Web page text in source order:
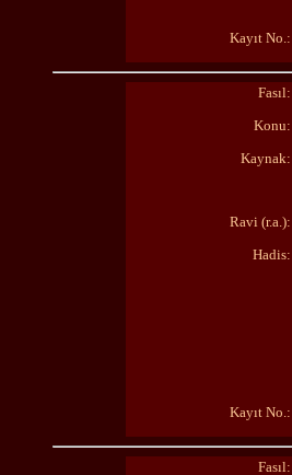
Kayıt No.:
Fasıl:
Konu:
Kaynak:
Ravi (r.a.):
Hadis:
Kayıt No.:
Fasıl: